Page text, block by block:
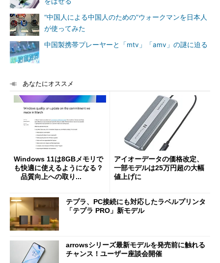
“中国人による中国人のための”ウォークマンを日本人
が使ってみた
中国製携帯プレーヤーと「mtv」「amv」の謎に迫る
あなたにオススメ
Windows 11は8GBメモリで
も快適に使えるようになる？
品質向上への取り...
アイオーデータの価格改定、
一部モデルは25万円超の大幅
値上げに
テプラ、PC接続にも対応したラベルプリンタ
「テプラ PRO」新モデル
arrowsシリーズ最新モデルを発売前に触れる
チャンス！ユーザー座談会開催